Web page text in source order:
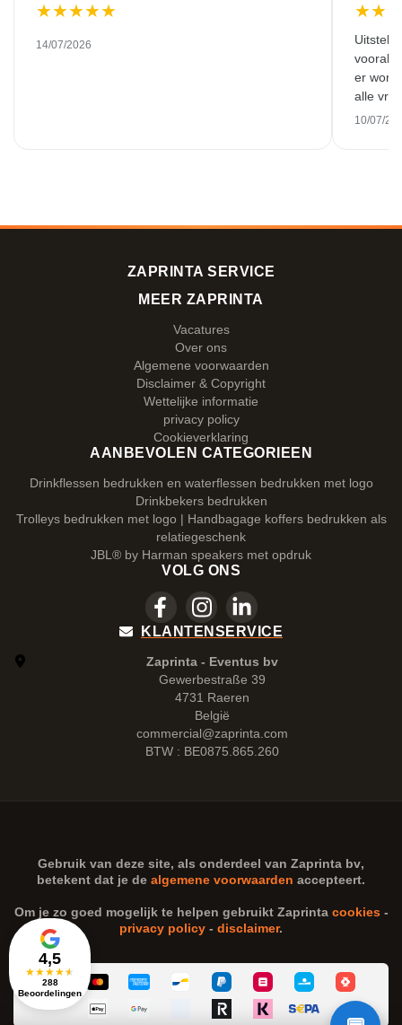
★★★★★
14/07/2026
★★
vooral
er
alle
gesprekken. Zeer
10/07/
4,5
★★★★★
288
Beoordelingen
ZAPRINTA SERVICE
MEER ZAPRINTA
Vacatures
Over ons
Algemene voorwaarden
Disclaimer & Copyright
Wettelijke informatie
privacy policy
Cookieverklaring
AANBEVOLEN CATEGORIEEN
Drinkflessen bedrukken en waterflessen bedrukken met logo
Drinkbekers bedrukken
Trolleys bedrukken met logo | Handbagage koffers bedrukken als
relatiegeschenk
JBL® by Harman speakers met opdruk
VOLG ONS
KLANTENSERVICE
Zaprinta - Eventus bv
Gewerbestraße 39
4731 Raeren
België
commercial@zaprinta.com
BTW : BE0875.865.260
Gebruik van deze site, als onderdeel van Zaprinta bv,
betekent dat je de algemene voorwaarden accepteert.
Om je zo goed mogelijk te helpen gebruikt Zaprinta cookies-
privacy policy - disclaimer.